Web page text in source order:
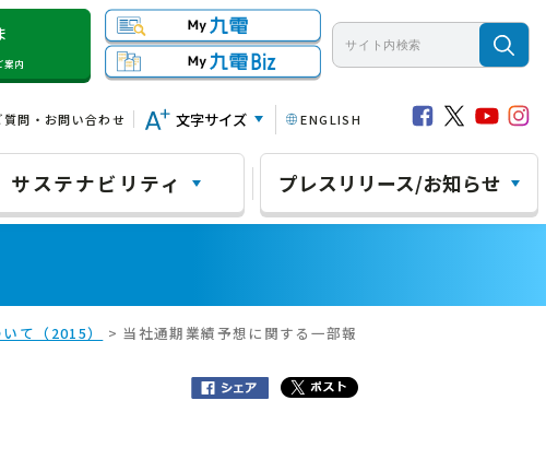
案内
問・お問い合わせ 文字サイズ ENGLISH
サステナビリティ プレスリリース/お知らせ
て（2015）
> 当社通期業績予想に関する一部報